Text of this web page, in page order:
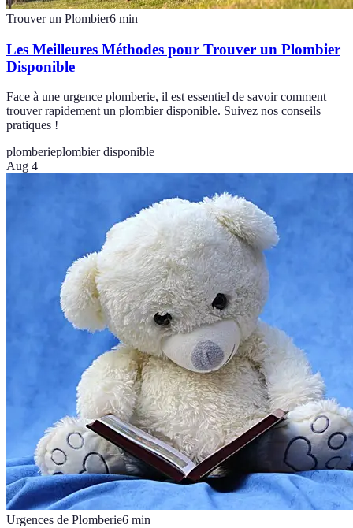
Trouver un Plombier6 min
Les Meilleures Méthodes pour Trouver un Plombier
Disponible
Face à une urgence plomberie, il est essentiel de savoir comment
trouver rapidement un plombier disponible. Suivez nos conseils
pratiques !
plomberieplombier disponible
Aug 4
Urgences de Plomberie6 min